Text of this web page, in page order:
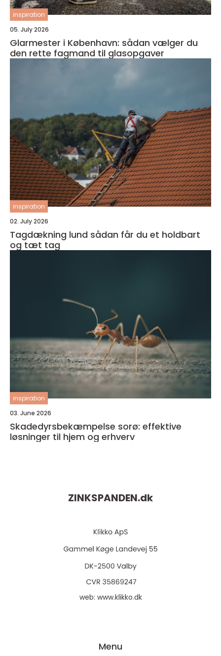
inspiration
05. July 2026
Glarmester i København: sådan vælger du
den rette fagmand til glasopgaver
inspiration
02. July 2026
Tagdækning lund sådan får du et holdbart
og tæt tag
inspiration
03. June 2026
Skadedyrsbekæmpelse sorø: effektive
løsninger til hjem og erhverv
ZINKSPANDEN.dk
web: www.klikko.dk
Menu